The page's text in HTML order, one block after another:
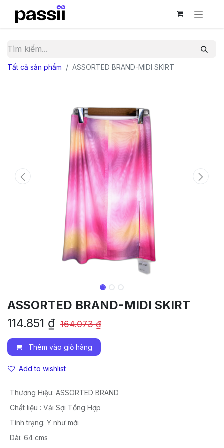
Tất cả sản phẩm ASSORTED BRAND-MIDI SKIRT
ASSORTED BRAND-MIDI SKIRT
114.851 ₫ 164.073₫
Thêm vào giỏ hàng
Add to wishlist
Thương Hiệu: ASSORTED BRAND
Chất liệu : Vải Sợi Tổng Hợp
Tình trạng: Y như mới
Dài: 64 cms